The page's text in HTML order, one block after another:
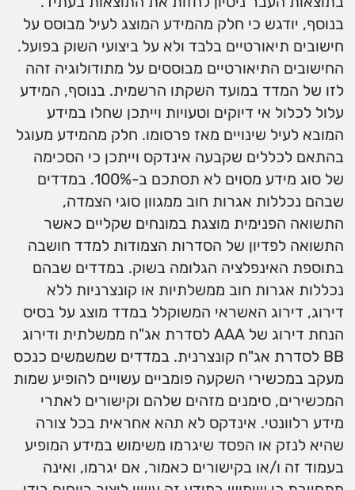
בנוסף, יודגש כי חלק מהמידע המוצג לעיל מבוסס על
חישובים תיאורטיים בלבד ולא על ביצועי השוק בפועל.
החישובים התיאורטיים מבוססים על מתודולוגיה זהה
לזו של המדד במועד השקתו הרשמית. בנוסף, המידע
עלול לכלול אי דיוקים וטעויות וייתכן שחלו במידע
המובא לעיל שינויים מאז פרסומו. חלק מהמידע מעוגל
בהתאם לכללים שקבעה אינדקס וייתכן כי הסכימה
של סוג מידע מסוים לא תסתכם ב-100%. במדדים
שבהם נכללות אגרות חוב ממגוון סוגי הצמדה,
התשואה הפנימית מוצגת במונחים שקליים כאשר
התשואה לפדיון של הסדרות הצמודות למדד חושבה
בתוספת האינפלציה הגלומה בשוק. במדדים שבהם
נכללות אגרות חוב ממשלתיות או קונצרניות ללא
דירוג, דירוג האשראי המשוקלל במדד מוצג על בסיס
הנחת דירוג של AAA לסדרת אג"ח ממשלתית ודירוג
BB לסדרת אג"ח קונצרנית. במדדים שמשמשים כנכס
מעקב במכשירי השקעה פומביים עשויים להופיע שמות
המכשירים, סימנים מזהים שלהם וקישורים לאתרי
מידע רלוונטי. אינדקס לא תהא אחראית בכל צורה
שהיא לנזק או הפסד שיגרמו משימוש במידע המופיע
בעמוד זה ו/או בקישורים כאמור, אם יגרמו, ואינה